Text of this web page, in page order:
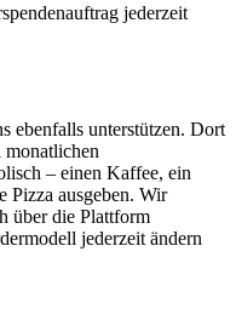
jederzeit
ebenfalls unterstützen. Dort
– einen Kaffee, ein
Pizza ausgeben. Wir
über die Plattform
jederzeit ändern